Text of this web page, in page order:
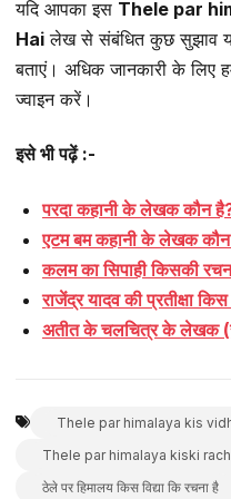
यदि आपका इस Thele par
Hai लेख से संबंधित कुछ सुझाव
बताएं। अधिक जानकारी के लिए
ज्वाइन करें।
इसे भी पढ़ें :-
परदा कहानी के लेखक कौन
एटम बम कहानी के लेखक
कलम का सिपाही किसकी
राजेंद्र यादव की प्रतीक्षा
अतीत के चलचित्र के लेखक
Thele par himalaya kis
Thele par himalaya kiski
ठेले पर हिमालय किस विद्या कि रचना है